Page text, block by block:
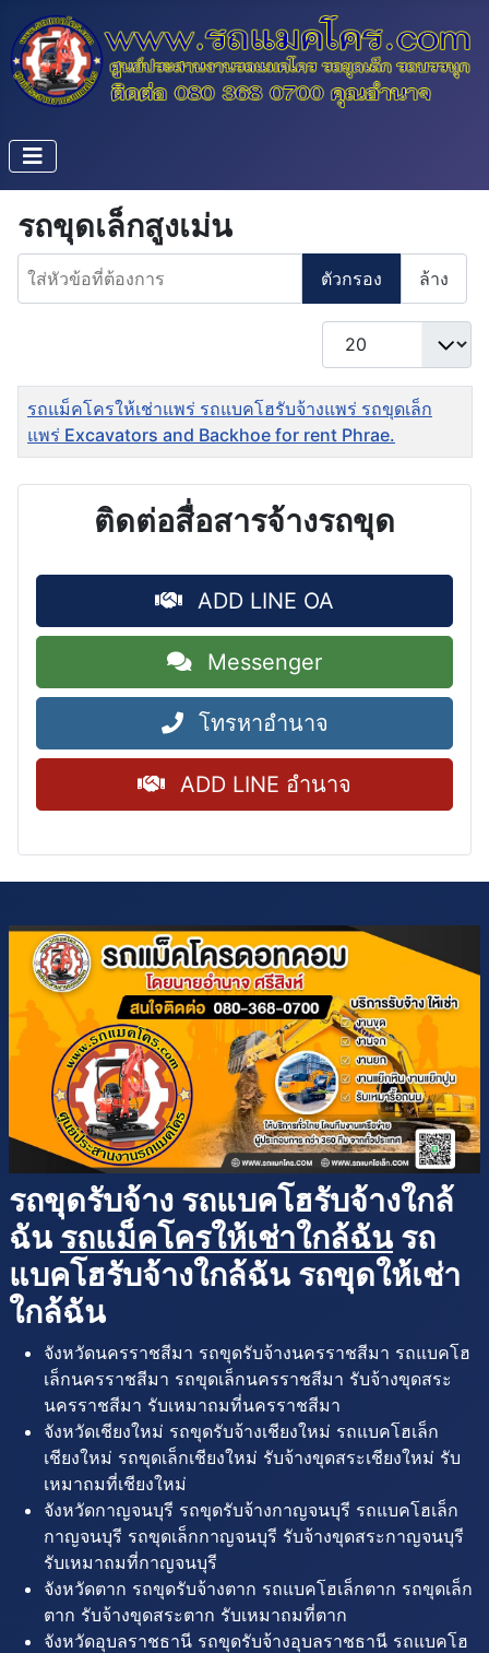
รถขุดเล็กสูงเม่น
ใส่หัวข้อที่ต้องการ
ตัวกรอง ล้าง
แสดง #
ชื่อ
รถแม็คโครให้เช่าแพร่ รถแบคโฮรับจ้างแพร่ รถขุดเล็ก
แพร่ Excavators and Backhoe for rent Phrae.
ติดต่อสื่อสารจ้างรถขุด
ADD LINE OA
Messenger
โทรหาอำนาจ
ADD LINE อำนาจ
รถขุดรับจ้าง รถแบคโฮรับจ้างใกล้
ฉัน รถแม็คโครให้เช่าใกล้ฉัน รถ
แบคโฮรับจ้างใกล้ฉัน รถขุดให้เช่า
ใกล้ฉัน
จังหวัดนครราชสีมา รถขุดรับจ้างนครราชสีมา รถแบคโฮ
เล็กนครราชสีมา รถขุดเล็กนครราชสีมา รับจ้างขุดสระ
นครราชสีมา รับเหมาถมที่นครราชสีมา
จังหวัดเชียงใหม่ รถขุดรับจ้างเชียงใหม่ รถแบคโฮเล็ก
เชียงใหม่ รถขุดเล็กเชียงใหม่ รับจ้างขุดสระเชียงใหม่ รับ
เหมาถมที่เชียงใหม่
จังหวัดกาญจนบุรี รถขุดรับจ้างกาญจนบุรี รถแบคโฮเล็ก
กาญจนบุรี รถขุดเล็กกาญจนบุรี รับจ้างขุดสระกาญจนบุรี
รับเหมาถมที่กาญจนบุรี
จังหวัดตาก รถขุดรับจ้างตาก รถแบคโฮเล็กตาก รถขุดเล็ก
ตาก รับจ้างขุดสระตาก รับเหมาถมที่ตาก
จังหวัดอุบลราชธานี รถขุดรับจ้างอุบลราชธานี รถแบคโฮ